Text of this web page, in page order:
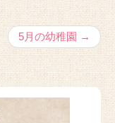
5月の幼稚園 →